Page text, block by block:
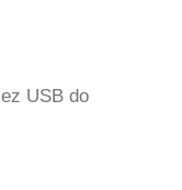
USB do